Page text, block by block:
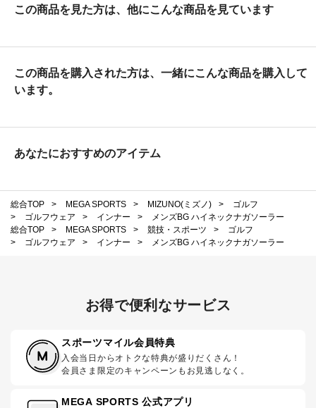
この商品を見た方は、他にこんな商品を見ています
この商品を購入された方は、一緒にこんな商品を購入して
います。
あなたにおすすめのアイテム
総合TOP > MEGA SPORTS > MIZUNO(ミズノ) >
ゴルフ
>
ゴルフウェア > インナー >
メンズBG ハイネックナガソーラー
総合TOP
> MEGA SPORTS > 競技・スポーツ >
ゴルフ
>
ゴルフウェア > インナー > メンズBG ハイネックナガソーラー
お得で便利なサービス
スポーツマイル会員特典
入会当日からオトクな特典が盛りだくさん！
会員さま限定のキャンペーンもお見逃しなく。
MEGA SPORTS 公式アプリ